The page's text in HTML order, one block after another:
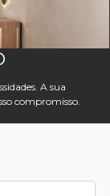
A sua
compromisso.